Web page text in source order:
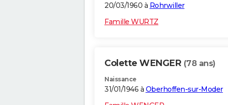
20/03/1960 à Rohrwiller
Famille WURTZ
Colette WENGER (78 ans)
Naissance
31/01/1946 à Oberhoffen-sur-Moder